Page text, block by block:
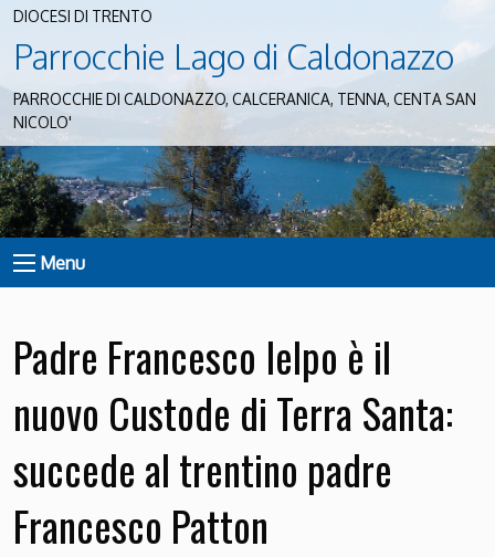
DIOCESI DI TRENTO
Parrocchie Lago di Caldonazzo
PARROCCHIE DI CALDONAZZO, CALCERANICA, TENNA, CENTA SAN
NICOLO'
Menu
Padre Francesco Ielpo è il
nuovo Custode di Terra Santa:
succede al trentino padre
Francesco Patton